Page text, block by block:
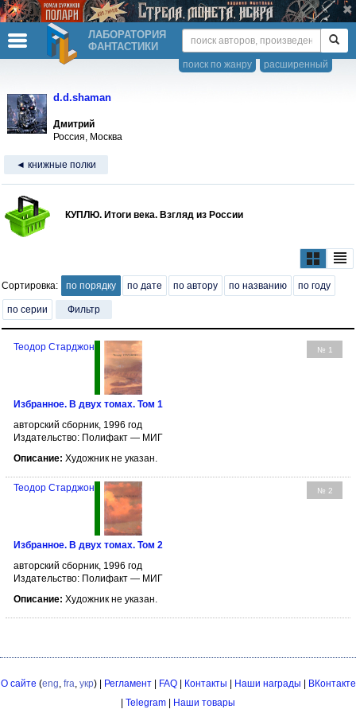
ЛАБОРАТОРИЯ
ФАНТАСТИКИ
расширенный
поиск по жанру
d.d.shaman
Дмитрий
Россия, Москва
◄ книжные полки
КУПЛЮ. Итоги века. Взгляд из России
Сортировка: по порядку по дате по автору по названию по году
по серии Фильтр
№ 1
Теодор Старджон
Избранное. В двух томах. Том 1
авторский сборник, 1996 год
Издательство: Полифакт — МИГ
Описание: Художник не указан.
№ 2
Теодор Старджон
Избранное. В двух томах. Том 2
авторский сборник, 1996 год
Издательство: Полифакт — МИГ
Описание: Художник не указан.
О сайте (eng, fra, укр) | Регламент| FAQ| Контакты Наши награды
ВКонтакте
Telegram Наши товары